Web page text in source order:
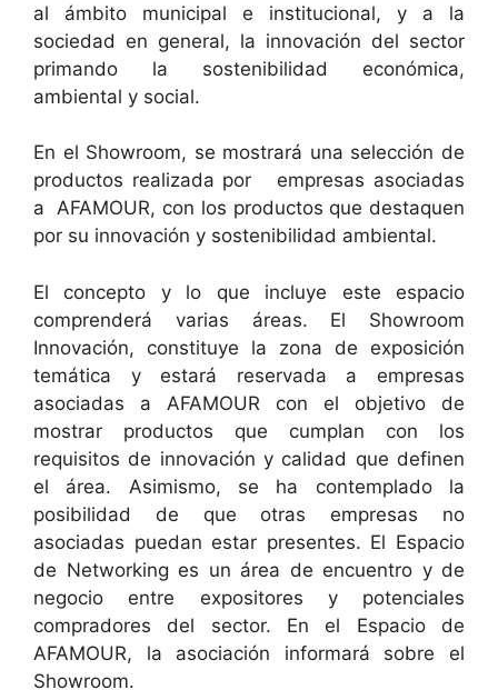
al ámbito municipal e institucional, y a la
sociedad en general, la innovación del sector
primando la sostenibilidad económica,
ambiental y social.
En el Showroom, se mostrará una selección de
productos realizada por empresas asociadas
a AFAMOUR, con los productos que destaquen
por su innovación y sostenibilidad ambiental.
El concepto y lo que incluye este espacio
comprenderá varias áreas. El Showroom
Innovación, constituye la zona de exposición
temática y estará reservada a empresas
asociadas a AFAMOUR con el objetivo de
mostrar productos que cumplan con los
requisitos de innovación y calidad que definen
el área. Asimismo, se ha contemplado la
posibilidad de que otras empresas no
asociadas puedan estar presentes. El Espacio
de Networking es un área de encuentro y de
negocio entre expositores y potenciales
compradores del sector. En el Espacio de
AFAMOUR, la asociación informará sobre el
Showroom.